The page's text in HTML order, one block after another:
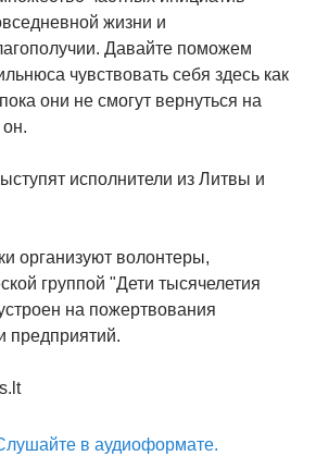
жизни и
Давайте поможем
чувствовать себя здесь как
они не смогут вернуться на
исполнители из Литвы и
организуют волонтеры,
группой "Дети тысячелетия
на пожертвования
предприятий.
в аудиоформате.